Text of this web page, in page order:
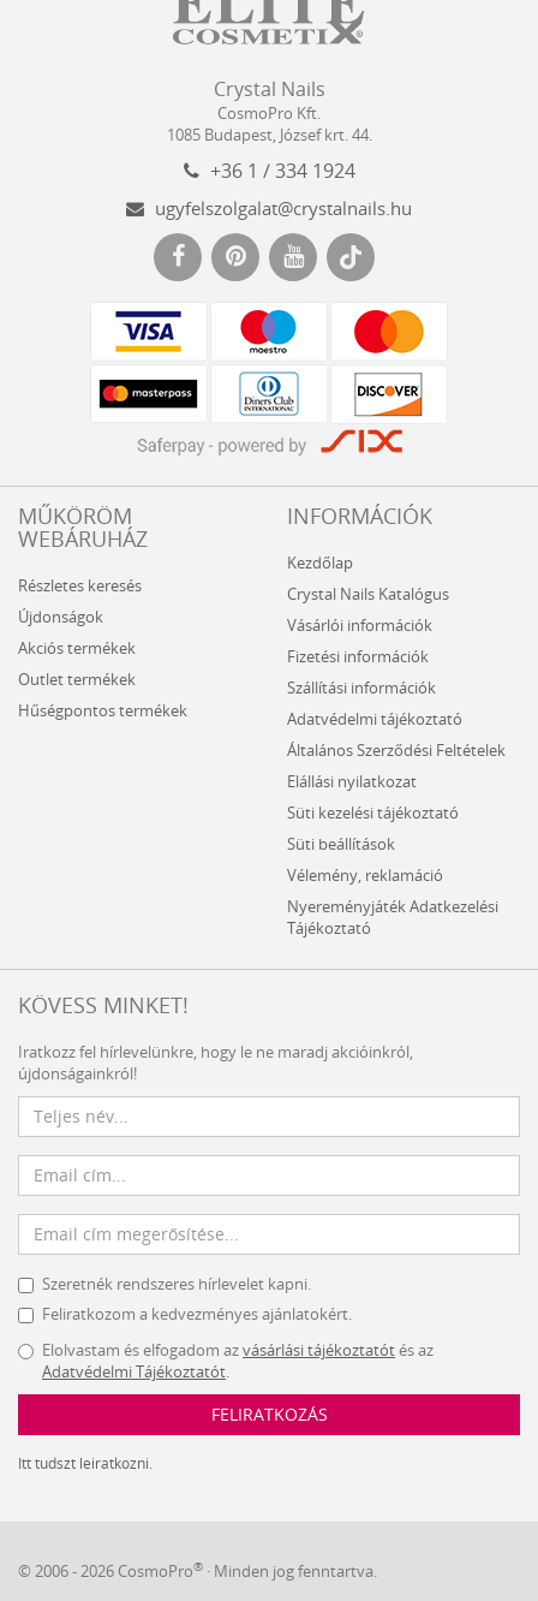
Nails
Kft.
Crystal Nails
CosmoPro Kft.
1085 Budapest, József krt. 44.
+36 1 / 334 1924
ugyfelszolgalat@crystalnails.hu
MŰKÖRÖM
WEBÁRUHÁZ
Részletes keresés
Újdonságok
Akciós termékek
Outlet termékek
Hűségpontos termékek
INFORMÁCIÓK
Kezdőlap
Crystal Nails Katalógus
Vásárlói információk
Fizetési információk
Szállítási információk
Adatvédelmi tájékoztató
Általános Szerződési Feltételek
Elállási nyilatkozat
Süti kezelési tájékoztató
Süti beállítások
Vélemény, reklamáció
Nyereményjáték Adatkezelési
Tájékoztató
KÖVESS MINKET!
Iratkozz fel hírlevelünkre, hogy le ne maradj akcióinkról,
újdonságainkról!
Szeretnék rendszeres hírlevelet kapni.
Feliratkozom a kedvezményes ajánlatokért.
Elolvastam és elfogadom azvásárlási tájékoztatótés az
Adatvédelmi Tájékoztatót.
FELIRATKOZÁS
Itt tudszt leiratkozni.
© 2006 - 2026 CosmoPro® · Minden jog fenntartva.